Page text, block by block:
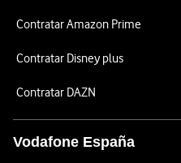
Contratar Amazon Prime
Contratar Disney plus
Contratar DAZN
Vodafone España